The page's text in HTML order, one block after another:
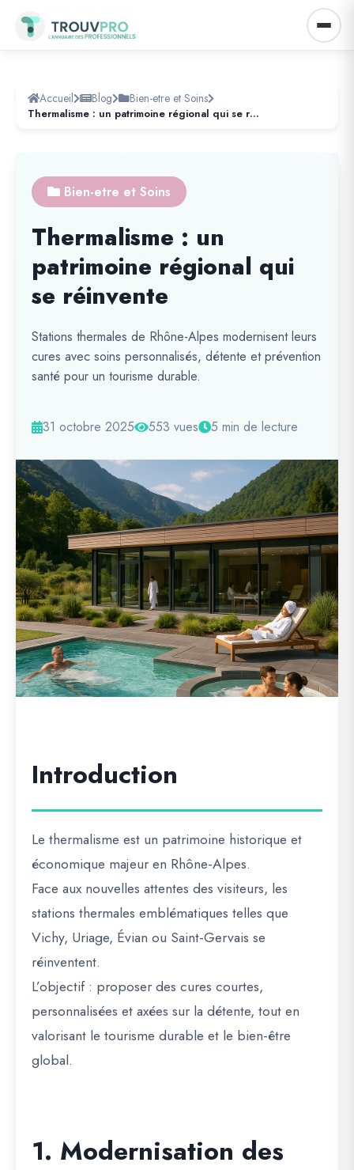
Accueil Blog Bien-etre et Soins
Thermalisme : un patrimoine régional qui se réinvente
Bien-etre et Soins
Thermalisme : un
patrimoine régional qui
se réinvente
Stations thermales de Rhône-Alpes modernisent leurs
cures avec soins personnalisés, détente et prévention
santé pour un tourisme durable.
31 octobre 2025 553 vues 5 min de lecture
Introduction
Le thermalisme est un patrimoine historique et
économique majeuren Rhône-Alpes.
Face aux nouvelles attentes des visiteurs, les
stations thermales emblématiques telles que
Vichy, Uriage, Évian ou Saint-Gervais se
réinventent.
L’objectif : proposer des cures courtes,
personnalisées et axées sur la détente, tout en
valorisant le tourisme durable et le bien-être
global.
1. Modernisation des